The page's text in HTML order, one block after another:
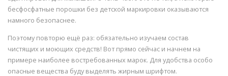
бесфосфатные порошки без детской маркировки оказываются
намного безопаснее.
Поэтому повторю ещё раз: обязательно изучаем состав
чистящих и моющих средств! Вот прямо сейчас и начнем на
примере наиболее востребованных марок. Для удобства особо
опасные вещества буду выделять жирным шрифтом.